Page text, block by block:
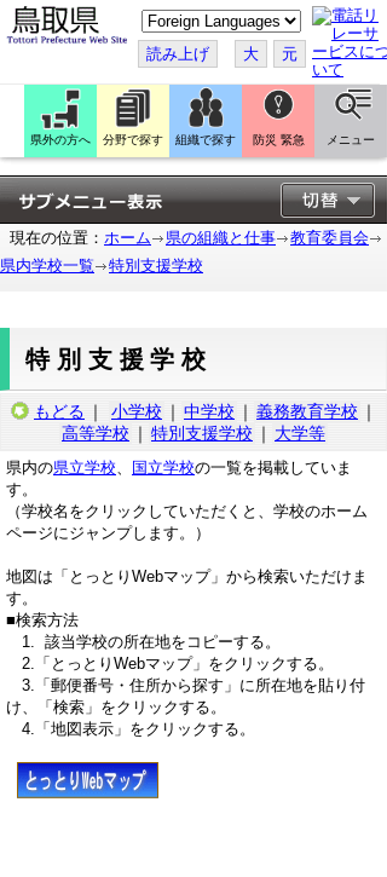
こ
の
ペ
ー
ジ
翻
訳
す
る
読み上げ 大 元
県外の方へ 分野で探す 組織で探す 防災 緊急 メニュー
現在の位置： ホーム 県の組織と仕事
教育委員会
県内学校一覧
特別支援学校
特別支援学校
もどる ｜ 小学校 ｜ 中学校 ｜ 義務教育学校 ｜
高等学校 ｜ 特別支援学校 ｜ 大学等
県内の県立学校、 国立学校の一覧を掲載していま
す。
（学校名をクリックしていただくと、学校のホーム
ページにジャンプします。）
地図は「とっとりWebマップ」から検索いただけま
す。
■検索方法
1. 該当学校の所在地をコピーする。
2.「とっとりWebマップ」をクリックする。
3.「郵便番号・住所から探す」に所在地を貼り付
け、「検索」をクリックする。
4.「地図表示」をクリックする。